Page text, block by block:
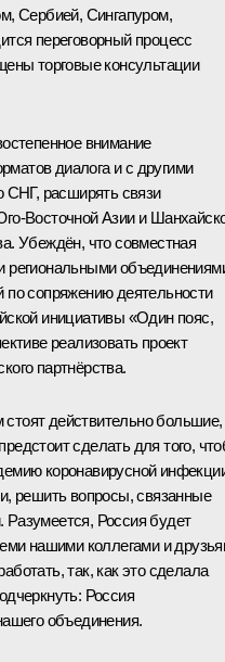
Сербией, Сингапуром,
переговорный процесс
торговые консультации
внимание
диалога и с другими
СНГ, расширять связи
Восточной Азии и
Убеждён, что совместная
региональными
по сопряжению деятельности
инициативы «Один пояс,
реализовать проект
партнёрства.
действительно большие,
сделать для того,
коронавирусной
решить вопросы, связанные
Россия будет
нашими коллегами и
так, как это сделала
Россия
объединения.